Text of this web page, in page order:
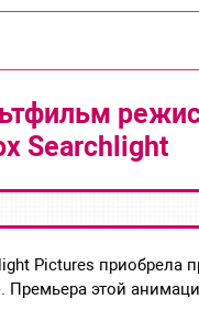
Searchlight
Pictures
Премьера этой